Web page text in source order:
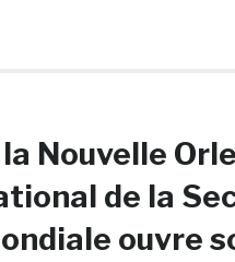
Nouvelle
de la
ouvre